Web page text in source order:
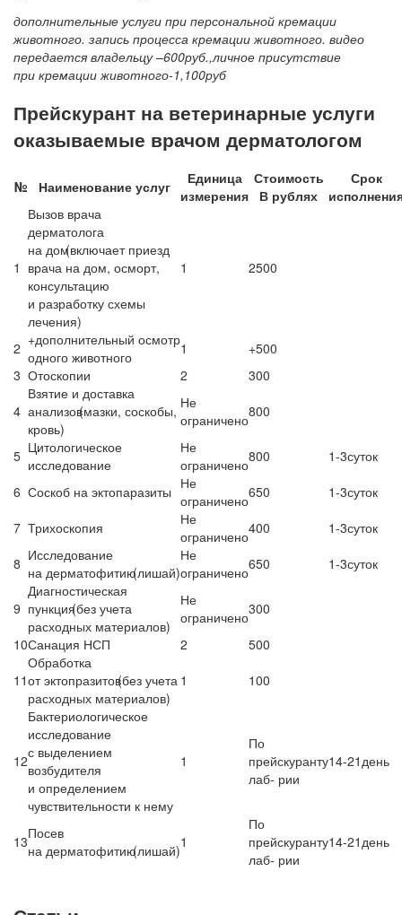
дополнительные услуги при персональной кремации
животного. запись процесса кремации животного. видео
передается владельцу –600руб.,личное присутствие
при кремации животного-1,100руб
Прейскурант на ветеринарные услуги
оказываемые врачом дерматологом
№ Наименование услуг
Единица
измерения
Стоимость
В рублях
Срок
1
Вызов врача
дерматолога
на дом(включаетприезд
врача на дом, осморт,
консультацию
и разработку схемы
лечения)
1 2500
2 +дополнительный осмотр
одного животного
1
+500
3 Отоскопии 2
300
4
Взятие и доставка
анализов(мазки, соскобы,
кровь)
Не
ограничено800
5 Цитологическое
исследование
Не
ограничено800
1-3суток
6 Соскоб на эктопаразиты Не
ограничено650
1-3суток
7 Трихоскопия
Не
ограничено400
1-3суток
8 Исследование
на дерматофитию(лишай)
Не
ограничено650 1-3суток
9
Диагностическая
пункция(безучета
расходных материалов)
Не
ограничено300
10Санация НСП 2
500
11
Обработка
от эктопразитов(безучета
расходных материалов)
1 100
12
Бактериологическое
исследование
с выделением
возбудителя
и определением
чувствительности к нему
1
По
прейскуранту
лаб- рии
14-21день
13Посев
на дерматофитию(лишай)1
По
прейскуранту
лаб- рии
14-21день